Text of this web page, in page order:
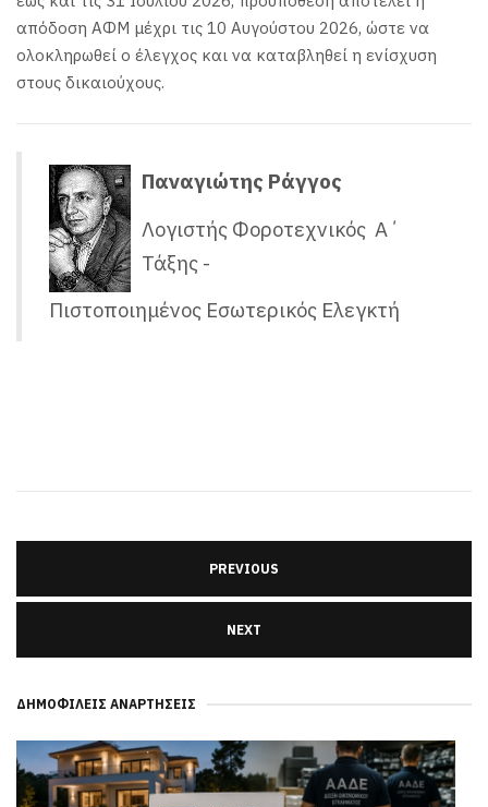
απόδοση ΑΦΜ μέχρι τις 10 Αυγούστου 2026, ώστε να
ολοκληρωθεί ο έλεγχος και να καταβληθεί η ενίσχυση
στους δικαιούχους.
Παναγιώτης Ράγγος
Λογιστής Φοροτεχνικός Α΄
Τάξης -
Πιστοποιημένος Εσωτερικός Ελεγκτή
PREVIOUS
NEXT
ΔΗΜΟΦΙΛΕΊΣ ΑΝΑΡΤΉΣΕΙΣ